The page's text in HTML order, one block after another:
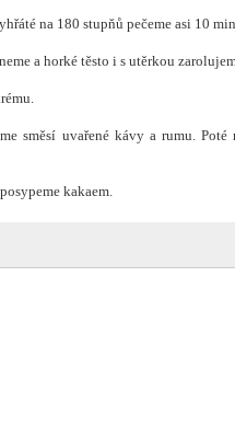
na 180 stupňů pečeme asi 10
a horké těsto i s utěrkou
směsí uvařené kávy a rumu. Poté
kakaem.